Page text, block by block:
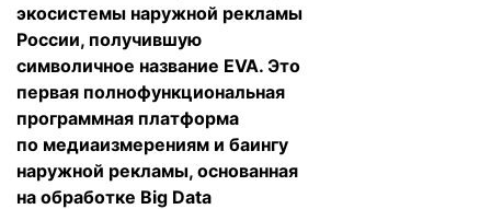
экосистемы наружной рекламы
России, получившую
символичное название EVA. Это
первая полнофункциональная
программная платформа
по медиаизмерениям и баингу
наружной рекламы, основанная
на обработке Big Data